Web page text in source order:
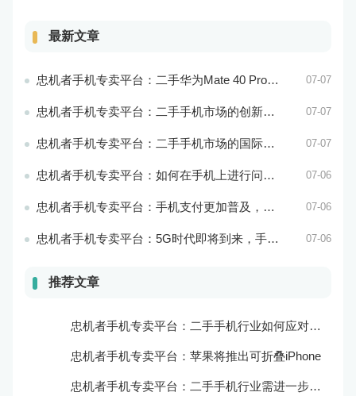
最新文章
忠机者手机专卖平台：二手华为Mate 40 Pro市场价格持续波动 07-07
忠机者手机专卖平台：二手手机市场的创新发展和科技引领 07-07
忠机者手机专卖平台：二手手机市场的国际化发展和拓展海外市场 07-07
忠机者手机专卖平台：如何在手机上进行问卷调查？ 07-06
忠机者手机专卖平台：手机支付更加普及，移动支付将成为主流 07-06
忠机者手机专卖平台：5G时代即将到来，手机市场面临新机遇与挑战 07-06
推荐文章
忠机者手机专卖平台：二手手机行业如何应对新消费升级的趋势
忠机者手机专卖平台：苹果将推出可折叠iPhone
忠机者手机专卖平台：二手手机行业需进一步扩大市场份额